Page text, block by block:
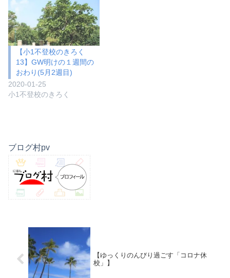
【小1不登校のきろく
13】GW明けの１週間の
おわり(5月2週目)
2020-01-25
小1不登校のきろく
ブログ村pv
【ゆっくりのんびり過ごす「コロナ休
校」】